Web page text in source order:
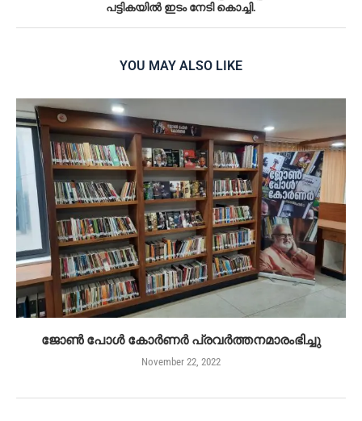
പട്ടികയിൽ ഇടം നേടി കൊച്ചി.
YOU MAY ALSO LIKE
ജോൺ പോൾ കോർണർ പ്രവർത്തനമാരംഭിച്ചു
November 22, 2022